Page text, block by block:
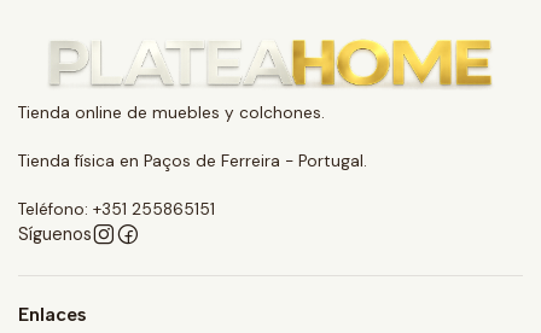
Tienda online de muebles y colchones.
Tienda física en Paços de Ferreira - Portugal.
Teléfono: +351 255865151
Síguenos
Enlaces